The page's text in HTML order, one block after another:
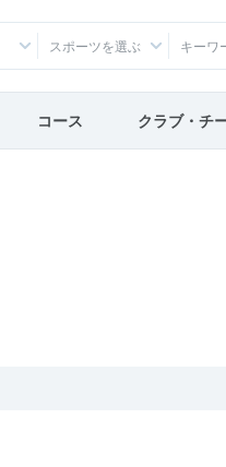
スポーツを選ぶ
コース クラブ・チ